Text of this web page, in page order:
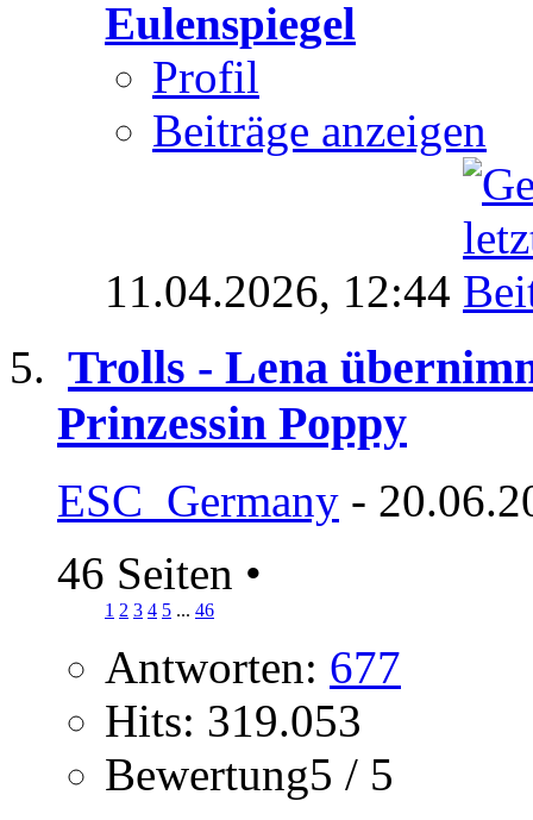
Eulenspiegel
Profil
Beiträge anzeigen
11.04.2026, 12:44
Trolls - Lena
Prinzessin Poppy
ESC_Germany -
46 Seiten •
1 2 3 4 5 ... 46
Antworten: 677
Hits: 319.053
Bewertung5 / 5